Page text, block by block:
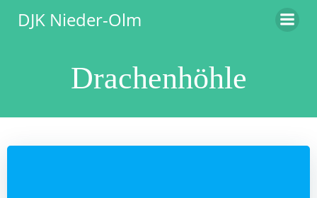
DJK Nieder-Olm
Drachenhöhle